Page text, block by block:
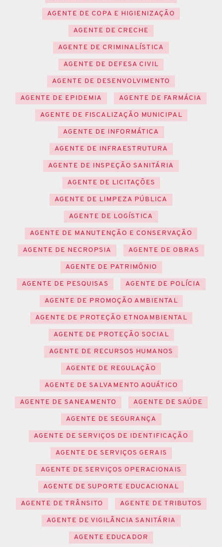
AGENTE DE COPA E HIGIENIZAÇÃO
AGENTE DE CRECHE
AGENTE DE CRIMINALÍSTICA
AGENTE DE DEFESA CIVIL
AGENTE DE DESENVOLVIMENTO
AGENTE DE EPIDEMIA
AGENTE DE FARMÁCIA
AGENTE DE FISCALIZAÇÃO MUNICIPAL
AGENTE DE INFORMÁTICA
AGENTE DE INFRAESTRUTURA
AGENTE DE INSPEÇÃO SANITÁRIA
AGENTE DE LICITAÇÕES
AGENTE DE LIMPEZA PÚBLICA
AGENTE DE LOGÍSTICA
AGENTE DE MANUTENÇÃO E CONSERVAÇÃO
AGENTE DE NECROPSIA
AGENTE DE OBRAS
AGENTE DE PATRIMÔNIO
AGENTE DE PESQUISAS
AGENTE DE POLÍCIA
AGENTE DE PROMOÇÃO AMBIENTAL
AGENTE DE PROTEÇÃO ETNOAMBIENTAL
AGENTE DE PROTEÇÃO SOCIAL
AGENTE DE RECURSOS HUMANOS
AGENTE DE REGULAÇÃO
AGENTE DE SALVAMENTO AQUÁTICO
AGENTE DE SANEAMENTO
AGENTE DE SAÚDE
AGENTE DE SEGURANÇA
AGENTE DE SERVIÇOS DE IDENTIFICAÇÃO
AGENTE DE SERVIÇOS GERAIS
AGENTE DE SERVIÇOS OPERACIONAIS
AGENTE DE SUPORTE EDUCACIONAL
AGENTE DE TRÂNSITO
AGENTE DE TRIBUTOS
AGENTE DE VIGILÂNCIA SANITÁRIA
AGENTE EDUCADOR